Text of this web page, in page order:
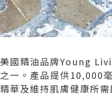
美國精油品牌Young
之一。產品提供10,000
精華及維持肌膚健康所